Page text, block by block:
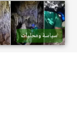
سياسة ومحليات